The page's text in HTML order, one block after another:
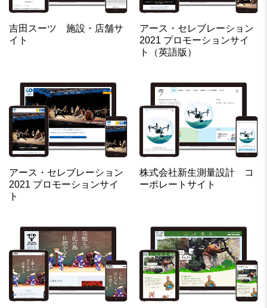
吉田スーツ 施設・店舗サ
イト
アース・セレブレーション
2021 プロモーションサイ
ト（英語版）
アース・セレブレーション
2021 プロモーションサイ
ト
株式会社新生測量設計 コ
ーポレートサイト